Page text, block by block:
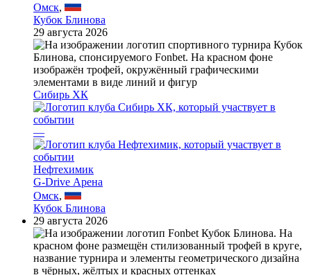
Омск,
Кубок Блинова
29 августа 2026
Сибирь ХК
—
Нефтехимик
G-Drive Арена
Омск,
Кубок Блинова
29 августа 2026